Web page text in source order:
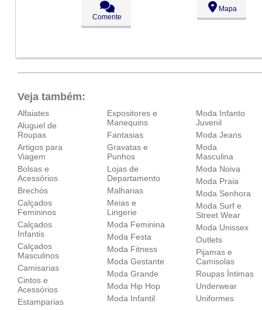
09:00 - 18:00
Fechado
Fechado
Comente
Mapa
Veja também:
Alfaiates
Aluguel de
Roupas
Artigos para
Viagem
Bolsas e
Acessórios
Brechós
Calçados
Femininos
Calçados
Infantis
Calçados
Masculinos
Camisarias
Cintos e
Acessórios
Estamparias
Expositores e
Manequins
Fantasias
Gravatas e
Punhos
Lojas de
Departamento
Malharias
Meias e
Lingerie
Moda Feminina
Moda Festa
Moda Fitness
Moda Gestante
Moda Grande
Moda Hip Hop
Moda Infantil
Moda Infanto
Juvenil
Moda Jeans
Moda
Masculina
Moda Noiva
Moda Praia
Moda Senhora
Moda Surf e
Street Wear
Moda Unissex
Outlets
Pijamas e
Camisolas
Roupas Íntimas
Underwear
Uniformes